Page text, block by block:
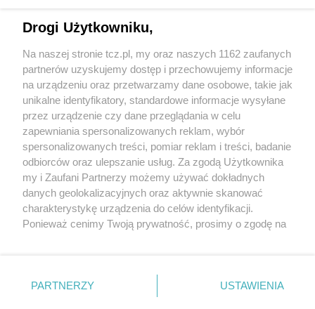
O FIRMIE POLITYKA PRYWATNOŚCI HOSTING
REKLAMA WSPÓŁPRACA RSS FACEBOOK KONTAKT
Nasze serwisy
Aktualności
Tcz24
Historia miasta
Muzyka i kultura
Archiwum wydarzeń
Zdjęcia miasta
Drogi Użytkowniku,
Na naszej stronie tcz.pl, my oraz naszych 1162 zaufanych
partnerów uzyskujemy dostęp i przechowujemy informacje
na urządzeniu oraz przetwarzamy dane osobowe, takie jak
unikalne identyfikatory, standardowe informacje wysyłane
przez urządzenie czy dane przeglądania w celu
zapewniania spersonalizowanych reklam, wybór
spersonalizowanych treści, pomiar reklam i treści, badanie
odbiorców oraz ulepszanie usług. Za zgodą Użytkownika
my i Zaufani Partnerzy możemy używać dokładnych
danych geolokalizacyjnych oraz aktywnie skanować
charakterystykę urządzenia do celów identyfikacji.
Ponieważ cenimy Twoją prywatność, prosimy o zgodę na
znajdujący się w lewym dolnym rogu strony
. Niektóre
PARTNERZY USTAWIENIA